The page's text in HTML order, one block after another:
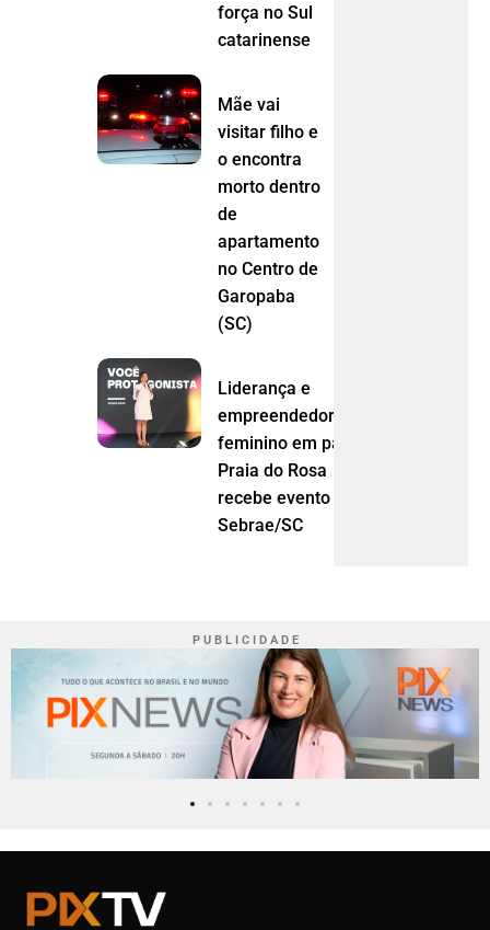
força no Sul
catarinense
Mãe vai
visitar filho e
o encontra
morto dentro
de
apartamento
no Centro de
Garopaba
(SC)
Liderança e
empreendedorismo
feminino em pauta:
Praia do Rosa
recebe evento do
Sebrae/SC
P U B L I C I D A D E